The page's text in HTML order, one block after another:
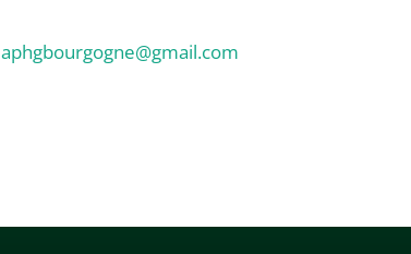
aphgbourgogne@gmail.com